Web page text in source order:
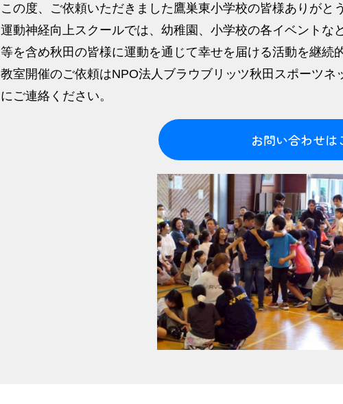
この度、ご依頼いただきました鷹巣東小学校の皆様ありがと
運動神経向上スクールでは、幼稚園、小学校の各イベント
等を含め秋田の皆様に運動を通じて幸せを届ける活動を継続
教室開催のご依頼はNPO法人ブラウブリッツ秋田スポーツ
にご連絡ください。
お問い合わせは